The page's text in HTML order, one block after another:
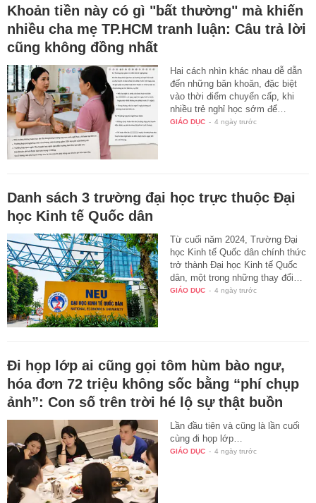
Khoản tiền này có gì "bất thường" mà khiến
nhiều cha mẹ TP.HCM tranh luận: Câu trả lời
cũng không đồng nhất
Hai cách nhìn khác nhau dễ dẫn
đến những băn khoăn, đặc biệt
vào thời điểm chuyển cấp, khi
nhiều trẻ nghỉ học sớm để…
GIÁO DỤC - 4 ngày trước
Danh sách 3 trường đại học trực thuộc Đại
học Kinh tế Quốc dân
Từ cuối năm 2024, Trường Đại
học Kinh tế Quốc dân chính thức
trở thành Đại học Kinh tế Quốc
dân, một trong những thay đổi…
GIÁO DỤC - 4 ngày trước
Đi họp lớp ai cũng gọi tôm hùm bào ngư,
hóa đơn 72 triệu không sốc bằng “phí chụp
ảnh”: Con số trên trời hé lộ sự thật buồn
Lần đầu tiên và cũng là lần cuối
cùng đi họp lớp…
GIÁO DỤC - 4 ngày trước